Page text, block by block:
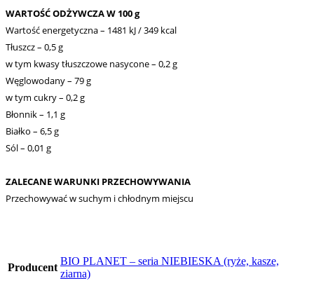
WARTOŚĆ ODŻYWCZA W 100 g
Wartość energetyczna – 1481 kJ / 349 kcal
Tłuszcz – 0,5 g
w tym kwasy tłuszczowe nasycone – 0,2 g
Węglowodany – 79 g
w tym cukry – 0,2 g
Błonnik – 1,1 g
Białko – 6,5 g
Sól – 0,01 g
ZALECANE WARUNKI PRZECHOWYWANIA
Przechowywać w suchym i chłodnym miejscu
Producent
BIO PLANET – seria NIEBIESKA (ryże, kasze,
ziarna)